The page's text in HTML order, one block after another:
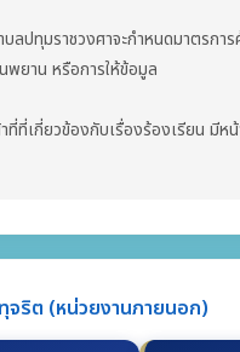
ปทุมราชวงศาจะกำหนดมาตรกา
พยาน หรือการให้ข้อมูล
เกี่ยวข้องกับเรื่องร้องเรียน มีห
จริต (หน่วยงานภายนอก)